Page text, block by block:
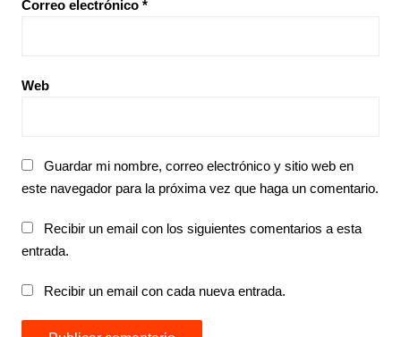
Correo electrónico *
Web
Guardar mi nombre, correo electrónico y sitio web en
este navegador para la próxima vez que haga un comentario.
Recibir un email con los siguientes comentarios a esta
entrada.
Recibir un email con cada nueva entrada.